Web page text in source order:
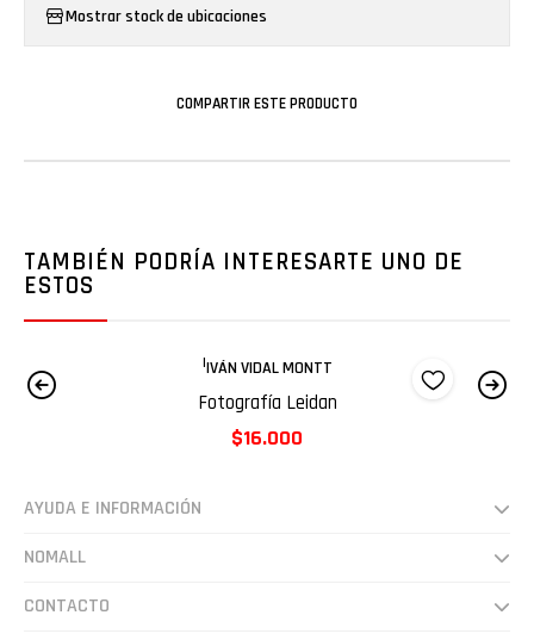
Mostrar stock de ubicaciones
COMPARTIR ESTE PRODUCTO
TAMBIÉN PODRÍA INTERESARTE UNO DE
ESTOS
|IVÁN VIDAL MONTT
Fotografía Leidan
$16.000
AYUDA E INFORMACIÓN
Despachos
NOMALL
Somos
CONTACTO